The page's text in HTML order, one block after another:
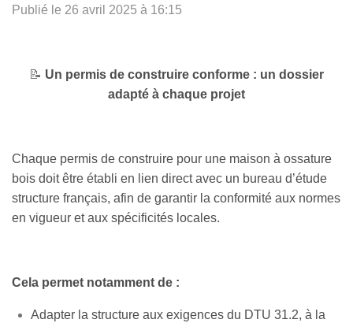
Publié le 26 avril 2025 à 16:15
📝 Un permis de construire conforme : un dossier
adapté à chaque projet
Chaque permis de construire pour une maison à ossature
bois doit être établi en lien direct avec un bureau d’étude
structure français, afin de garantir la conformité aux normes
en vigueur et aux spécificités locales.
Cela permet notamment de :
Adapter la structure aux exigences du DTU 31.2, à la